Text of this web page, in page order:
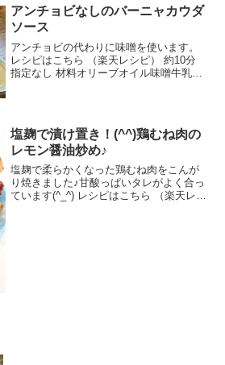
アンチョビなしのバーニャカウダ
ソース
アンチョビの代わりに味噌を使います。
レシピはこちら （楽天レシピ） 約10分
指定なし 材料オリーブオイル味噌牛乳に
塩麹で漬け置き！(^^)鶏むね肉の
レモン醤油炒め♪
塩麹で柔らかくなった鶏むね肉をこんが
り焼きました♪甘酸っぱいタレがよく合っ
ています(^_^) レシピはこちら （楽天レシ